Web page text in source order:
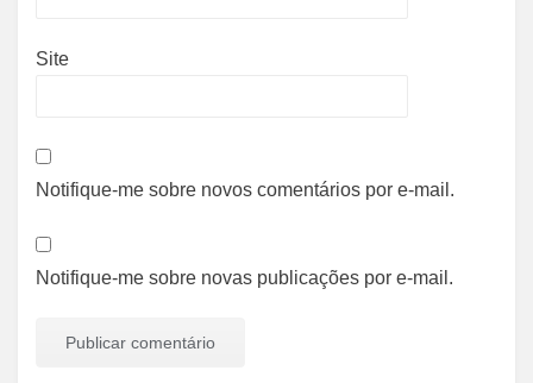
Site
Notifique-me sobre novos comentários por e-mail.
Notifique-me sobre novas publicações por e-mail.